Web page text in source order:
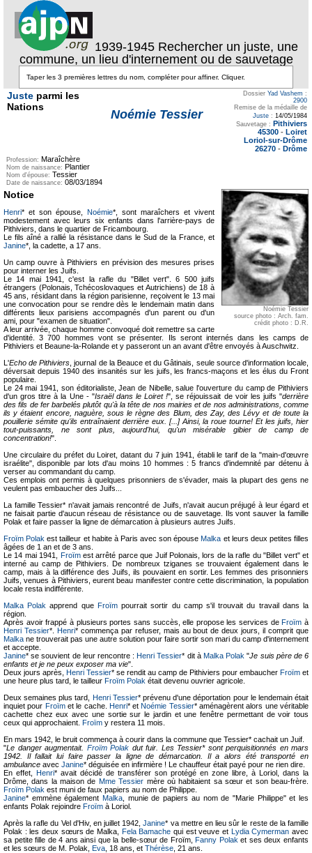
1939-1945 Rechercher un juste, une
commune, un lieu d'internement ou de sauvetage
Juste parmi les
Nations
Noémie Tessier
Dossier Yad Vashem :
2900
Remise de la médaille de
Juste : 14/05/1984
Sauvetage : Pithiviers
45300 - Loiret
Loriol-sur-Drôme
26270 - Drôme
Profession: Maraîchère
Nom de naissance: Plantier
Nom d'épouse: Tessier
Date de naissance: 08/03/1894
Noémie Tessier
source photo : Arch. fam.
crédit photo : D.R.
Notice
Henri* et son épouse, Noémie*, sont maraîchers et vivent
modestement avec leurs six enfants dans l'arrière-pays de
Pithiviers, dans le quartier de Fricambourg.
Le fils aîné a rallié la résistance dans le Sud de la France, et
Janine*, la cadette, a 17 ans.
Un camp ouvre à Pithiviers en prévision des mesures prises
pour interner les Juifs.
Le 14 mai 1941, c'est la rafle du "Billet vert". 6 500 juifs
étrangers (Polonais, Tchécoslovaques et Autrichiens) de 18 à
45 ans, résidant dans la région parisienne, reçoivent le 13 mai
une convocation pour se rendre dès le lendemain matin dans
différents lieux parisiens accompagnés d'un parent ou d'un
ami, pour "examen de situation".
A leur arrivée, chaque homme convoqué doit remettre sa carte
d'identité. 3 700 hommes vont se présenter. Ils seront internés dans les camps de
Pithiviers et Beaune-la-Rolande et y passeront un an avant d'être envoyés à Auschwitz.
L'Echo de Pithiviers , journal de la Beauce et du Gâtinais, seule source d'information locale,
déversait depuis 1940 des insanités sur les juifs, les francs-maçons et les élus du Front
populaire.
Le 24 mai 1941, son éditorialiste, Jean de Nibelle, salue l'ouverture du camp de Pithiviers
d'un gros titre à la Une - "Israël dans le Loiret !", se réjouissait de voir les juifs "derrière
des fils de fer barbelés plutôt qu'à la tête de nos mairies et de nos administrations, comme
ils y étaient encore, naguère, sous le règne des Blum, des Zay, des Lévy et de toute la
pouillerie sémite qu'ils entraînaient derrière eux. [...] Ainsi, la roue tourne! Et les juifs, hier
tout-puissants, ne sont plus, aujourd'hui, qu'un misérable gibier de camp de
concentration!".
Une circulaire du préfet du Loiret, datant du 7 juin 1941, établi le tarif de la "main-d'œuvre
israélite", disponible par lots d'au moins 10 hommes : 5 francs d'indemnité par détenu à
verser au commandant du camp.
Ces emplois ont permis à quelques prisonniers de s'évader, mais la plupart des gens ne
veulent pas embaucher des Juifs...
La famille Tessier* n'avait jamais rencontré de Juifs, n'avait aucun préjugé à leur égard et
ne faisait partie d'aucun réseau de résistance ou de sauvetage. Ils vont sauver la famille
Polak et faire passer la ligne de démarcation à plusieurs autres Juifs.
Froïm Polak est tailleur et habite à Paris avec son épouseMalka et leurs deux petites filles
âgées de 1 an et de 3 ans.
Le 14 mai 1941, Froïmest arrêté parce que Juif Polonais, lors de la rafle du "Billet vert" et
interné au camp de Pithiviers. De nombreux tziganes se trouvaient également dans le
camp, mais à la différence des Juifs, ils pouvaient en sortir. Les femmes des prisonniers
Juifs, venues à Pithiviers, eurent beau manifester contre cette discrimination, la population
locale resta indifférente.
Malka Polak apprend que Froïmpourrait sortir du camp s'il trouvait du travail dans la
région.
Après avoir frappé à plusieurs portes sans succès, elle propose les services deFroïm à
Henri Tessier*. Henri* commença par refuser, mais au bout de deux jours, il comprit que
Malka ne trouverait pas une autre solution pour faire sortir son mari du camp d'internement
et accepte.
Janine* se souvient de leur rencontre :Henri Tessier* dit à Malka Polak "Je suis père de 6
enfants et je ne peux exposer ma vie".
Deux jours après, Henri Tessier* se rendit au camp de Pithiviers pour embaucher Froïm et
une heure plus tard, le tailleur Froïm Polak était devenu ouvrier agricole.
Deux semaines plus tard, Henri Tessier* prévenu d'une déportation pour le lendemain était
inquiet pour Froïmet le cache. Henri* etNoémie Tessier* aménagèrent alors une véritable
cachette chez eux avec une sortie sur le jardin et une fenêtre permettant de voir tous
ceux qui approchaient. Froïm y restera 11 mois.
En mars 1942, le bruit commença à courir dans la commune que Tessier* cachait un Juif.
"Le danger augmentait. Froïm Polak dut fuir. Les Tessier* sont perquisitionnés en mars
1942. Il fallait lui faire passer la ligne de démarcation. Il a alors été transporté en
ambulance avec Janine* déguisée en infirmière ! Le chauffeur était payé pour ne rien dire.
En effet, Henri* avait décidé de transférer son protégé en zone libre, à Loriol, dans la
Drôme, dans la maison de Mme Tessier mère où habitaient sa sœur et son beau-frère.
Froïm Polak est muni de faux papiers au nom de Philippe.
Janine* emmène égalementMalka , munie de papiers au nom de "Marie Philippe" et les
enfants Polak rejoindre Froïm à Loriol.
Après la rafle du Vel d'Hiv, en juillet 1942,Janine* va mettre en lieu sûr le reste de la famille
Polak : les deux sœurs de Malka, Fela Bamache qui est veuve et Lydia Cymerman avec
sa petite fille de 4 ans ainsi que la belle-sœur de Froïm,Fanny Polak et ses deux enfants
et les sœurs de M. Polak, Eva , 18 ans, et Thérèse , 21 ans.